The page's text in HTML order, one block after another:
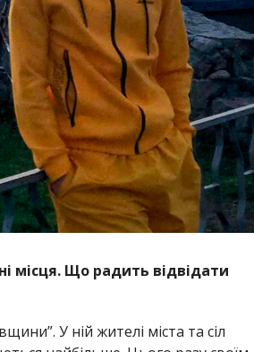
місця. Що радить відвідати
У ній жителі міста та сіл